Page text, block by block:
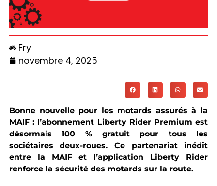
Fry
novembre 4, 2025
Bonne nouvelle pour les motards assurés à la
MAIF : l’abonnement Liberty Rider Premium est
désormais 100 % gratuit pour tous les
sociétaires deux-roues. Ce partenariat inédit
entre la MAIF et l’application Liberty Rider
renforce la sécurité des motards sur la route.